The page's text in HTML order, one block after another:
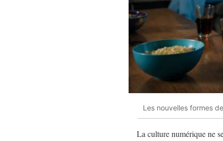
Les nouvelles formes
La culture numérique ne